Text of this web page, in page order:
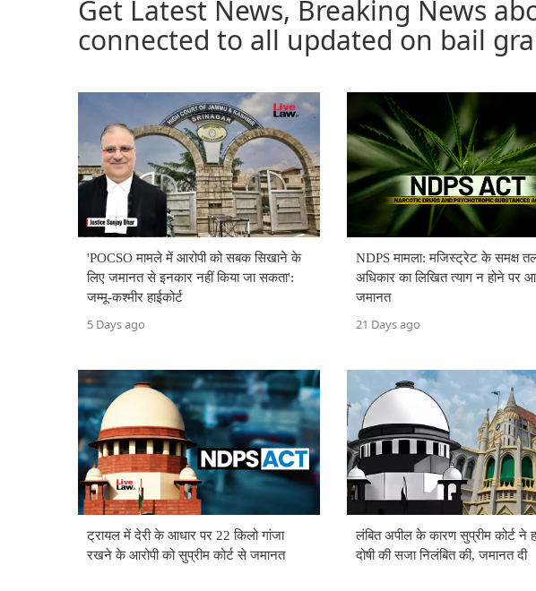
Get Latest News, Breaking News
connected to all updated on bail
'POCSO मामले में आरोपी को सबक सिखाने के
लिए जमानत से इनकार नहीं किया जा सकता':
जम्मू-कश्मीर हाईकोर्ट
5 Days ago
NDPS मामला: मजिस्ट्रेट के समक्ष
अधिकार का लिखित त्याग न होने पर
जमानत
21 Days ago
ट्रायल में देरी के आधार पर 22 किलो गांजा
रखने के आरोपी को सुप्रीम कोर्ट से जमानत
लंबित अपील के कारण सुप्रीम कोर्ट ने
दोषी की सजा निलंबित की, जमानत दी